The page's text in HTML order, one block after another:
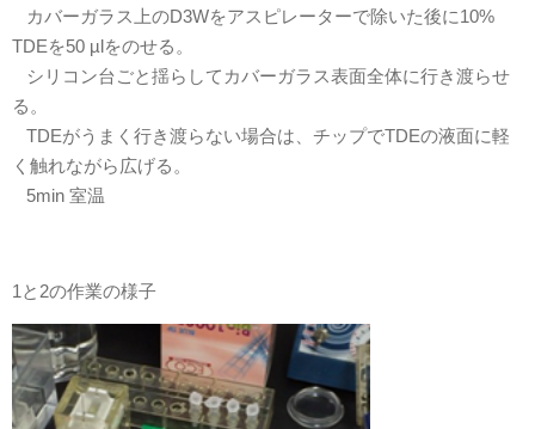
カバーガラス上のD3Wをアスピレーターで除いた後に10%
TDEを50 µlをのせる。
シリコン台ごと揺らしてカバーガラス表面全体に行き渡らせ
る。
TDEがうまく行き渡らない場合は、チップでTDEの液面に軽
く触れながら広げる。
5min 室温
1と2の作業の様子